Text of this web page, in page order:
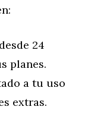
desde 24
planes.
a tu uso
extras.